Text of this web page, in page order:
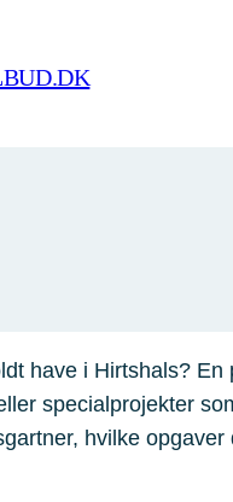
have i Hirtshals?
specialprojekter
hvilke